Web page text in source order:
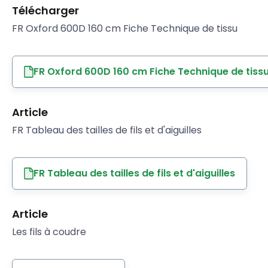
Télécharger
FR Oxford 600D 160 cm Fiche Technique de tissu
FR Oxford 600D 160 cm Fiche Technique de
Article
FR Tableau des tailles de fils et d'aiguilles
FR Tableau des tailles de fils et d'aiguilles
Article
Les fils à coudre